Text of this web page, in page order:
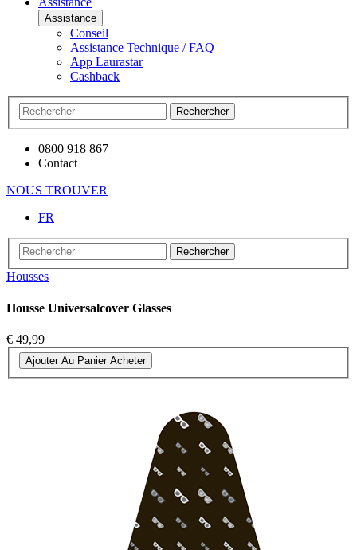
Assistance
Conseil
Assistance Technique / FAQ
App Laurastar
Cashback
Rechercher
0800 918 867
Contact
NOUS TROUVER
FR
Rechercher
Housses
Housse Universalcover Glasses
€ 49,99
Ajouter Au Panier Acheter